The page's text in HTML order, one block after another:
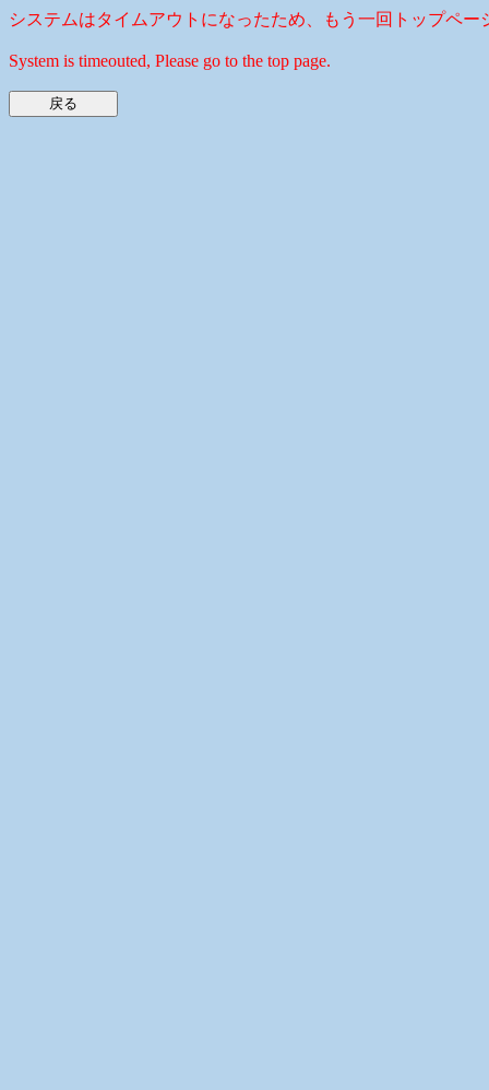
システムはタイムアウトになったため、もう一回トップペー
System is timeouted, Please go to the top page.